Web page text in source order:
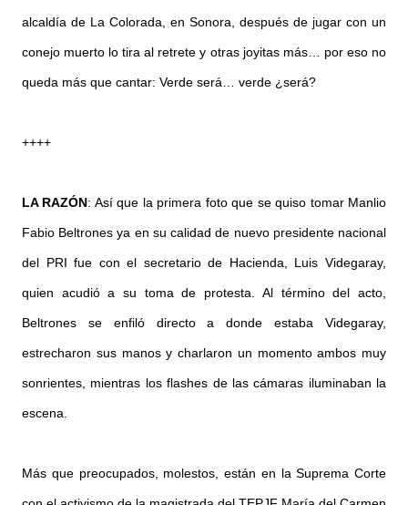
alcaldía de La Colorada, en Sonora, después de jugar con un
conejo muerto lo tira al retrete y otras joyitas más… por eso no
queda más que cantar: Verde será… verde ¿será?
++++
LA RAZÓN: Así que la primera foto que se quiso tomar Manlio
Fabio Beltrones ya en su calidad de nuevo presidente nacional
del PRI fue con el secretario de Hacienda, Luis Videgaray,
quien acudió a su toma de protesta. Al término del acto,
Beltrones se enfiló directo a donde estaba Videgaray,
estrecharon sus manos y charlaron un momento ambos muy
sonrientes, mientras los flashes de las cámaras iluminaban la
escena.
Más que preocupados, molestos, están en la Suprema Corte